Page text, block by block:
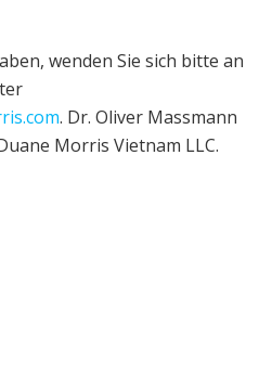
wenden Sie sich bitte an
. Dr. Oliver Massmann
Morris Vietnam LLC.